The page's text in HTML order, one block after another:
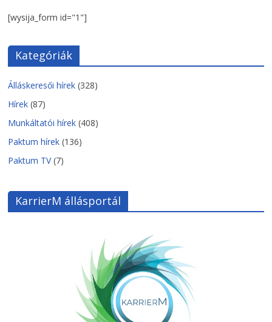
[wysija_form id="1"]
Kategóriák
Álláskeresői hírek (328)
Hírek (87)
Munkáltatói hírek (408)
Paktum hírek (136)
Paktum TV(7)
KarrierM állásportál